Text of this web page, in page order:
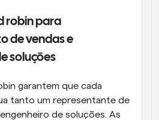
robin para
de vendas e
soluções
garantem que cada
tanto um representante de
de soluções. As